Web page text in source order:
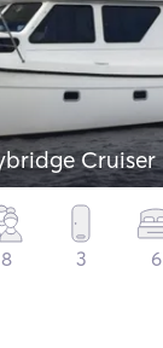
Cruiser
8 3 6